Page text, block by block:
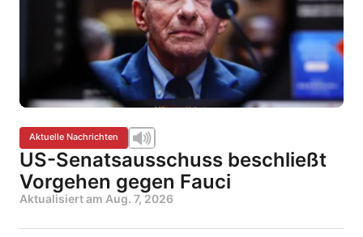
Aktuelle Nachrichten
US-Senatsausschuss beschließt
Vorgehen gegen Fauci
Aktualisiert am Aug. 7, 2026